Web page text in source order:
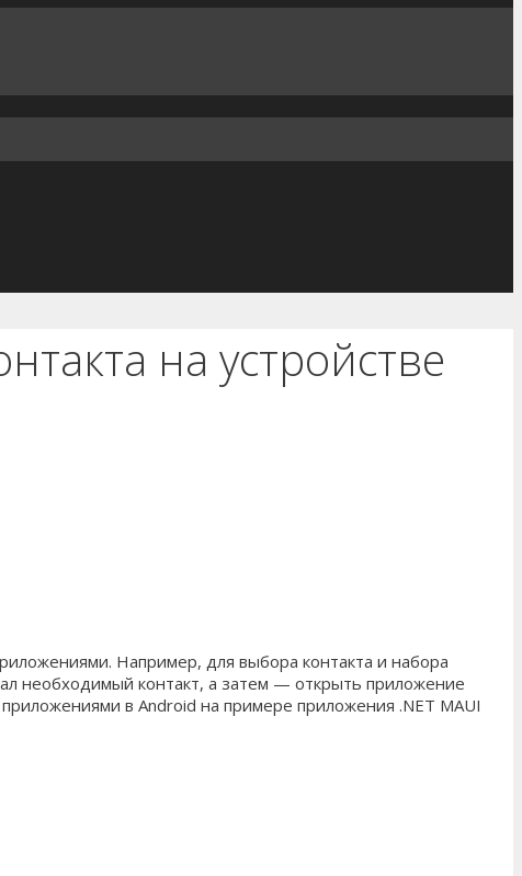
на устройстве
Например, для выбора контакта и набора
необходимый контакт, а затем — открыть приложение
в Android на примере приложения .NET MAUI